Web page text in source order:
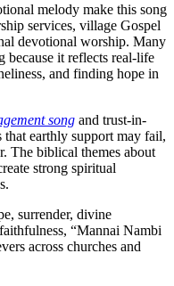
melody make this song
services, village Gospel
devotional worship. Many
because it reflects real-life
and finding hope in
song and trust-in-
earthly support may fail,
The biblical themes about
strong spiritual
surrender, divine
“Mannai Nambi
across churches and